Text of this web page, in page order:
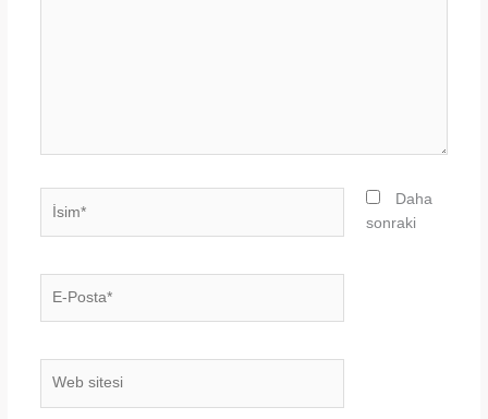
Posta*
Daha
sonraki